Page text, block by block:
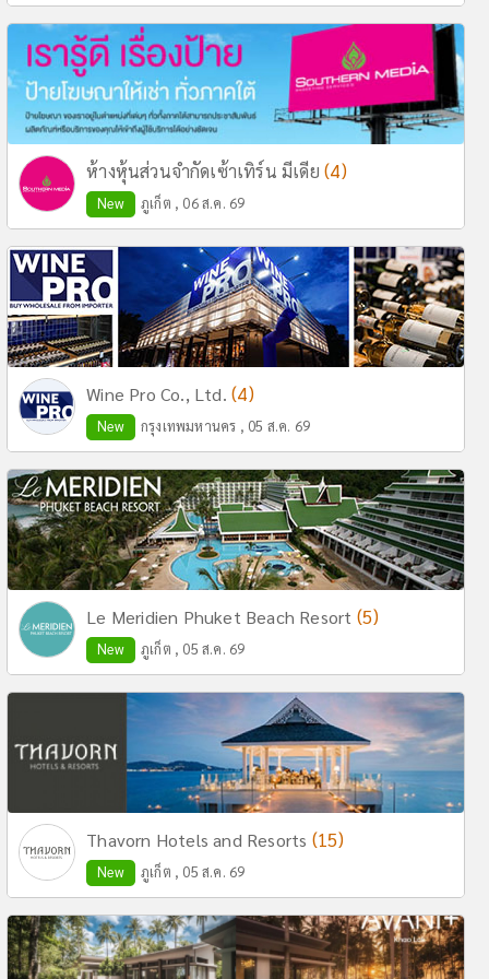
ห้างหุ้นส่วนจำกัดเซ้าเทิร์น มีเดีย(4)
New ภูเก็ต , 06 ส.ค. 69
Wine Pro Co., Ltd.(4)
New กรุงเทพมหานคร , 05 ส.ค. 69
Le Meridien Phuket Beach Resort (5)
New ภูเก็ต , 05 ส.ค. 69
Thavorn Hotels and Resorts (15)
New ภูเก็ต , 05 ส.ค. 69